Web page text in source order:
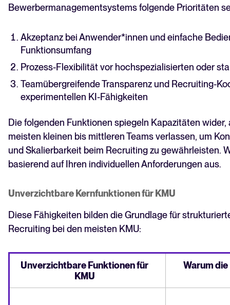
Bewerbermanagementsystems folgende Prioritäten
Akzeptanz bei Anwender*innen und einfache
Funktionsumfang
Prozess-Flexibilität vor hochspezialisierten oder
Teamübergreifende Transparenz und Recruiting-
experimentellen KI-Fähigkeiten
Die folgenden Funktionen spiegeln Kapazitäten wider,
meisten kleinen bis mittleren Teams verlassen, um
und Skalierbarkeit beim Recruiting zu gewährleisten.
basierend auf Ihren individuellen Anforderungen aus.
Unverzichtbare Kernfunktionen für KMU
Diese Fähigkeiten bilden die Grundlage für
Recruiting bei den meisten KMU:
Unverzichtbare Funktionen für
KMU
Warum